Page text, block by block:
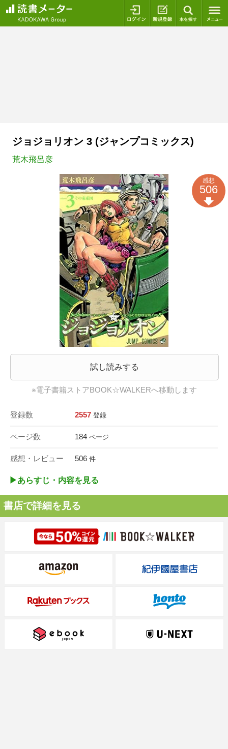
ログイン 新規登録
ジョジョリオン 3 (ジャンプコミックス)
荒木飛呂彦
試し読みする
※電子書籍ストアBOOK☆WALKERへ移動します
登録数 2557 登録
ページ数 184 ページ
感想・レビュー 506 件
感想
506
▶︎あらすじ・内容を見る
書店で詳細を見る